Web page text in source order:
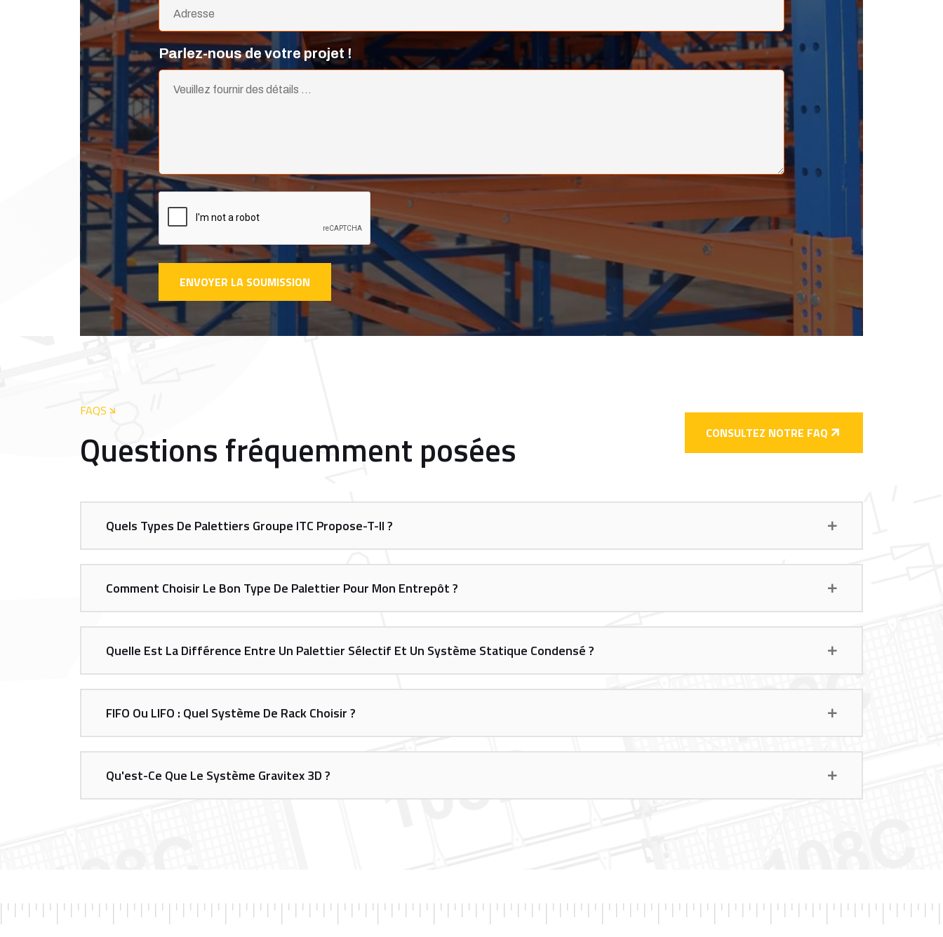
Parlez-nous de votre projet !
ENVOYER LA SOUMISSION
FAQS
Questions fréquemment posées CONSULTEZ NOTRE FAQ
Quels Types De Palettiers Groupe ITC Propose-T-Il ?
Comment Choisir Le Bon Type De Palettier Pour Mon Entrepôt ?
Quelle Est La Différence Entre Un Palettier Sélectif Et Un Système Statique Condensé ?
FIFO Ou LIFO : Quel Système De Rack Choisir ?
Qu'est-Ce Que Le Système Gravitex 3D ?